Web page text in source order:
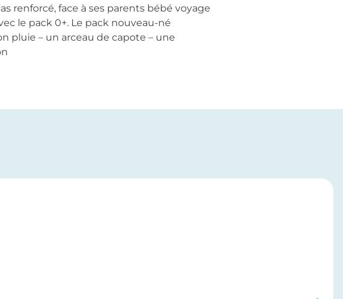
renforcé, face à ses parents bébé voyage
le pack 0+. Le pack nouveau-né
pluie – un arceau de capote – une